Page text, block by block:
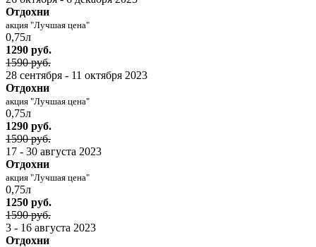
Отдохни
акция "Лучшая цена"
0,75л
1290 руб.
1590 руб.
28 сентября - 11 октября 2023
Отдохни
акция "Лучшая цена"
0,75л
1290 руб.
1590 руб.
17 - 30 августа 2023
Отдохни
акция "Лучшая цена"
0,75л
1250 руб.
1590 руб.
3 - 16 августа 2023
Отдохни